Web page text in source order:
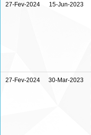
27-Fev-2024 15-Jun-2023
27-Fev-2024 30-Mar-2023